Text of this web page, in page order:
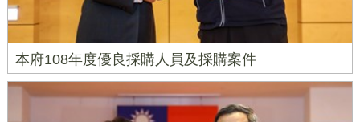
本府108年度優良採購人員及採購案件